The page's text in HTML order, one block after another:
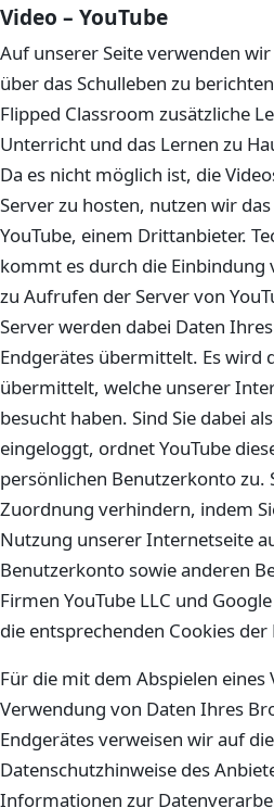
Video – YouTube
Auf unserer Seite verwenden
über das Schulleben zu
Flipped Classroom zusätzliche
Unterricht und das Lernen zu
Da es nicht möglich ist, die
Server zu hosten, nutzen wir
YouTube, einem Drittanbieter.
kommt es durch die Einbindung
zu Aufrufen der Server von
Server werden dabei Daten
Endgerätes übermittelt. Es wird
übermittelt, welche unserer
besucht haben. Sind Sie dabei
eingeloggt, ordnet YouTube
persönlichen Benutzerkonto zu.
Zuordnung verhindern, indem
Nutzung unserer Internetseite
Benutzerkonto sowie anderen
Firmen YouTube LLC und
die entsprechenden Cookies
Für die mit dem Abspielen eines
Verwendung von Daten Ihres
Endgerätes verweisen wir auf die
Datenschutzhinweise des
Informationen zur